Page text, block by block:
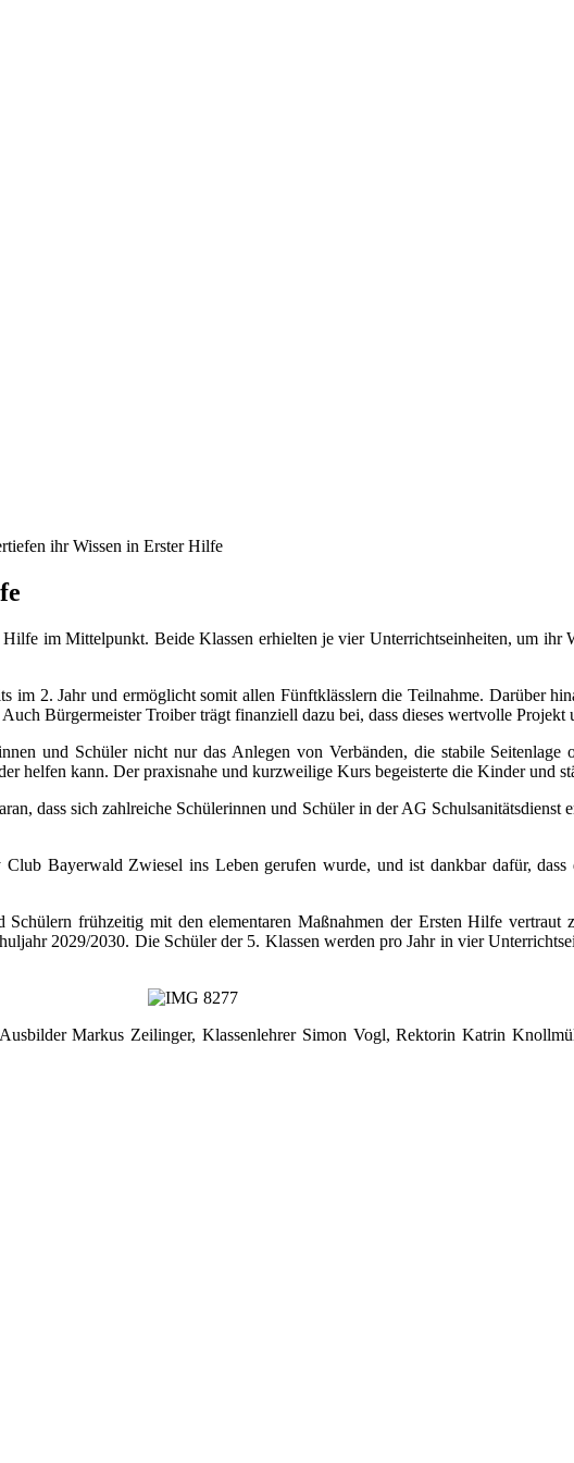
ihr Wissen in Erster Hilfe
im Mittelpunkt. Beide Klassen erhielten je vier Unterrichtseinheiten, um ihr
2. Jahr und ermöglicht somit allen Fünftklässlern die Teilnahme. Darüber
Bürgermeister Troiber trägt finanziell dazu bei, dass dieses wertvolle Projekt
und Schüler nicht nur das Anlegen von Verbänden, die stabile Seitenlage
helfen kann. Der praxisnahe und kurzweilige Kurs begeisterte die Kinder und
dass sich zahlreiche Schülerinnen und Schüler in der AG
Bayerwald Zwiesel ins Leben gerufen wurde, und ist dankbar dafür,
frühzeitig mit den elementaren Maßnahmen der Ersten Hilfe vertraut
2029/2030. Die Schüler der 5. Klassen werden pro Jahr in vier
Markus Zeilinger, Klassenlehrer Simon Vogl, Rektorin Katrin